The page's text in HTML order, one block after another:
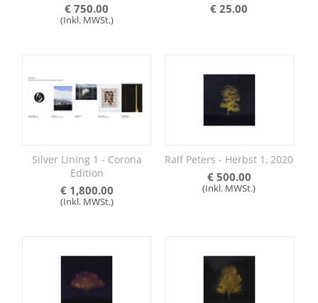
€ 750.00
(Inkl. MWSt.)
€ 25.00
Silver Lining 1 - Corona
Edition
€ 1,800.00
(Inkl. MWSt.)
Ralf Peters - Herbst 1, 2020
€ 500.00
(Inkl. MWSt.)